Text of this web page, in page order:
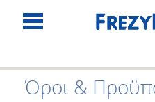
Όροι &